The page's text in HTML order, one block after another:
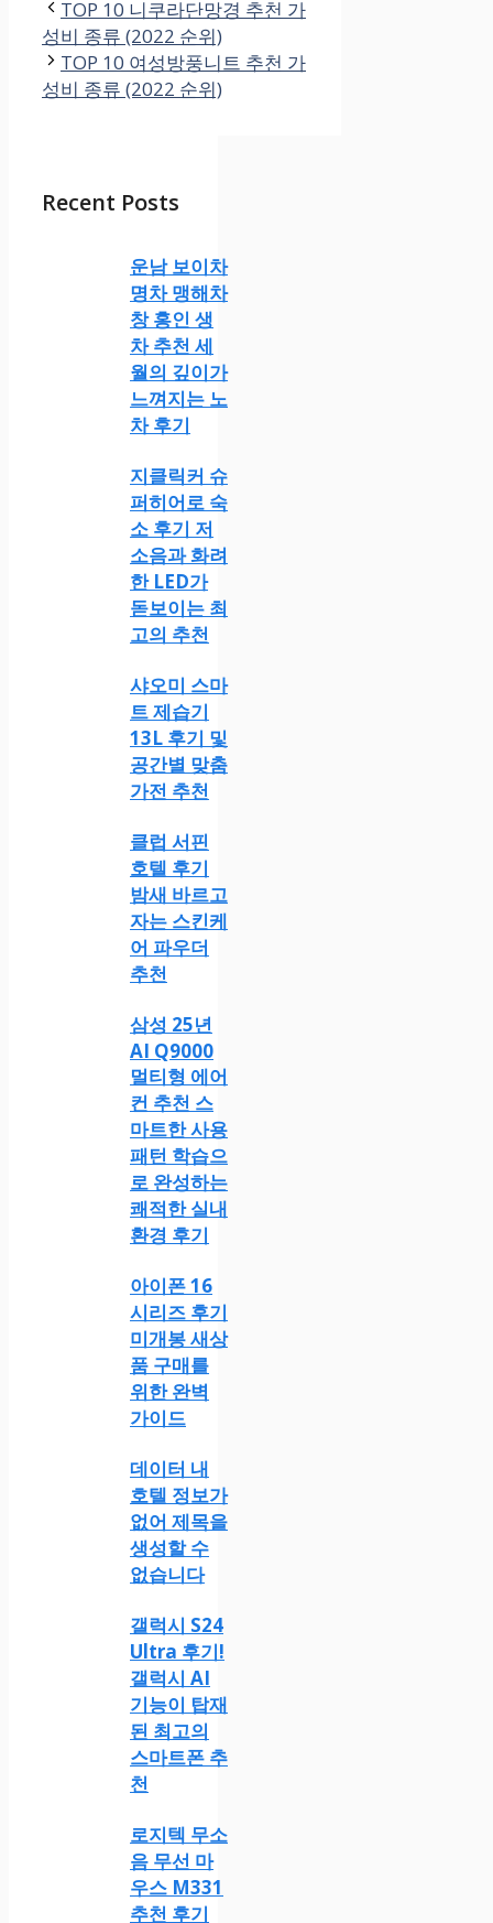
TOP 10 니쿠라단망경 추천 가
성비 종류 (2022 순위)
TOP 10 여성방풍니트 추천 가
성비 종류 (2022 순위)
Recent Posts
운남 보이차
명차 맹해차
창 홍인 생
차 추천 세
월의 깊이가
느껴지는 노
차 후기
지클릭커 슈
퍼히어로 숙
소 후기 저
소음과 화려
한 LED가
돋보이는 최
고의 추천
샤오미 스마
트 제습기
13L 후기 및
공간별 맞춤
가전 추천
클럽 서핀
호텔 후기
밤새 바르고
자는 스킨케
어 파우더
추천
삼성 25년
AI Q9000
멀티형 에어
컨 추천 스
마트한 사용
패턴 학습으
로 완성하는
쾌적한 실내
환경 후기
아이폰 16
시리즈 후기
미개봉 새상
품 구매를
위한 완벽
가이드
데이터 내
호텔 정보가
없어 제목을
생성할 수
없습니다
갤럭시 S24
Ultra 후기!
갤럭시 AI
기능이 탑재
된 최고의
스마트폰 추
천
로지텍 무소
음 무선 마
우스 M331
추천 후기